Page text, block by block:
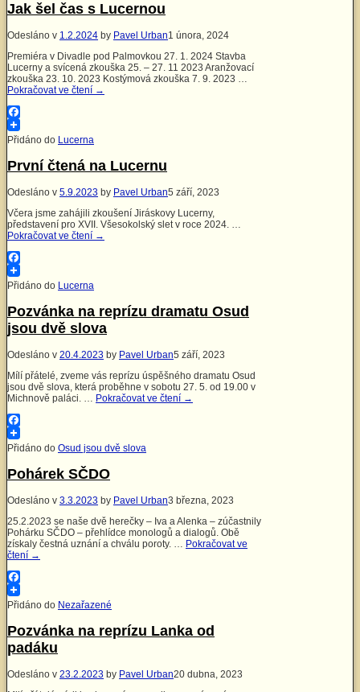
Jak šel čas s Lucernou
Odesláno v 1.2.2024 by Pavel Urban1 února, 2024
Premiéra v Divadle pod Palmovkou 27. 1. 2024 Stavba
Lucerny a svícená zkouška 25. – 27. 11 2023 Aranžovací
zkouška 23. 10. 2023 Kostýmová zkouška 7. 9. 2023 …
Pokračovat ve čtení →
Facebook
Přidáno do Lucerna
První čtená na Lucernu
Odesláno v 5.9.2023 by Pavel Urban5 září, 2023
Včera jsme zahájili zkoušení Jiráskovy Lucerny,
představení pro XVII. Všesokolský slet v roce 2024. …
Pokračovat ve čtení →
Facebook
Přidáno do Lucerna
Pozvánka na reprízu dramatu Osud
jsou dvě slova
Odesláno v 20.4.2023 by Pavel Urban5 září, 2023
Mílí přátelé, zveme vás reprízu úspěšného dramatu Osud
jsou dvě slova, která proběhne v sobotu 27. 5. od 19.00 v
Michnově paláci. … Pokračovat ve čtení →
Facebook
Přidáno do Osud jsou dvě slova
Pohárek SČDO
Odesláno v 3.3.2023 by Pavel Urban3 března, 2023
25.2.2023 se naše dvě herečky – Iva a Alenka – zúčastnily
Pohárku SČDO – přehlídce monologů a dialogů. Obě
získaly čestná uznání a chválu poroty. … Pokračovat ve
čtení →
Facebook
Přidáno do Nezařazené
Pozvánka na reprízu Lanka od
padáku
Odesláno v 23.2.2023 by Pavel Urban20 dubna, 2023